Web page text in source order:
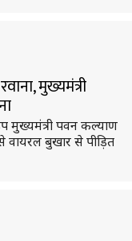
मुख्यमंत्री
मुख्यमंत्री पवन कल्याण
वायरल बुखार से पीड़ित